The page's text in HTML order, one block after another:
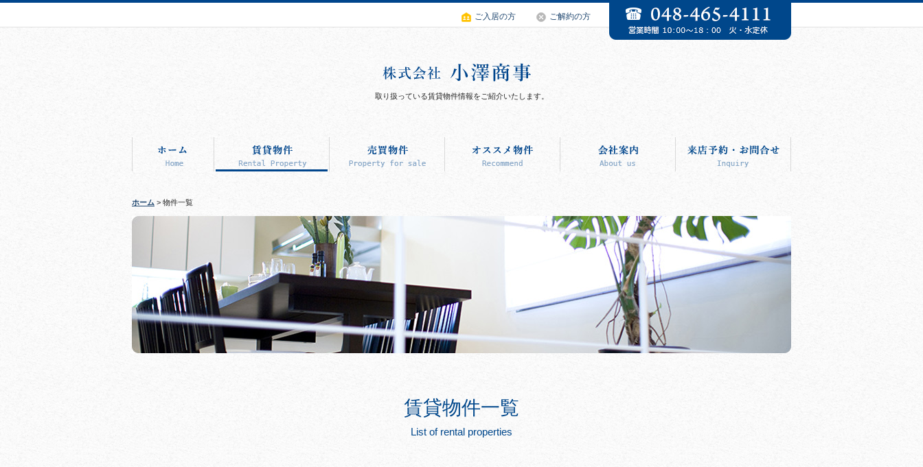
取り扱っている賃貸物件情報をご紹介いたします。
ご入居の方 ご解約の方
ホーム > 物件一覧
賃貸物件一覧
List of rental properties